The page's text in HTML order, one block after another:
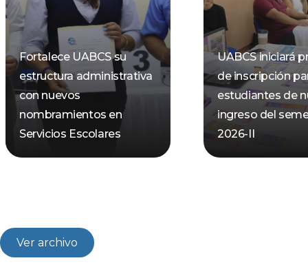
Fortalece UABCS su
estructura administrativa
con nuevos
nombramientos en
Servicios Escolares
UABCS iniciará
de inscripción
estudiantes de
ingreso del
2026-II
Ver archivo